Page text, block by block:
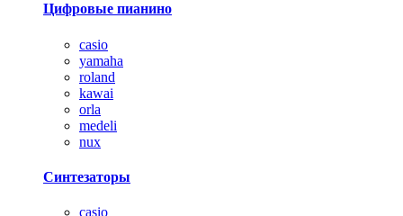
Цифровые пианино
casio
yamaha
roland
kawai
orla
medeli
nux
Синтезаторы
casio